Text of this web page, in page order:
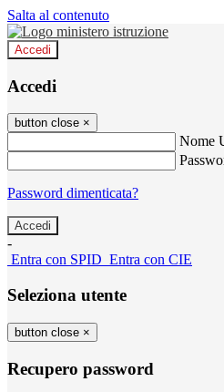
Salta al contenuto
Accedi
Accedi
button close ×
Nome
Password dimenticata?
-
Entra con SPID Entra con CIE
Seleziona utente
button close ×
Recupero password